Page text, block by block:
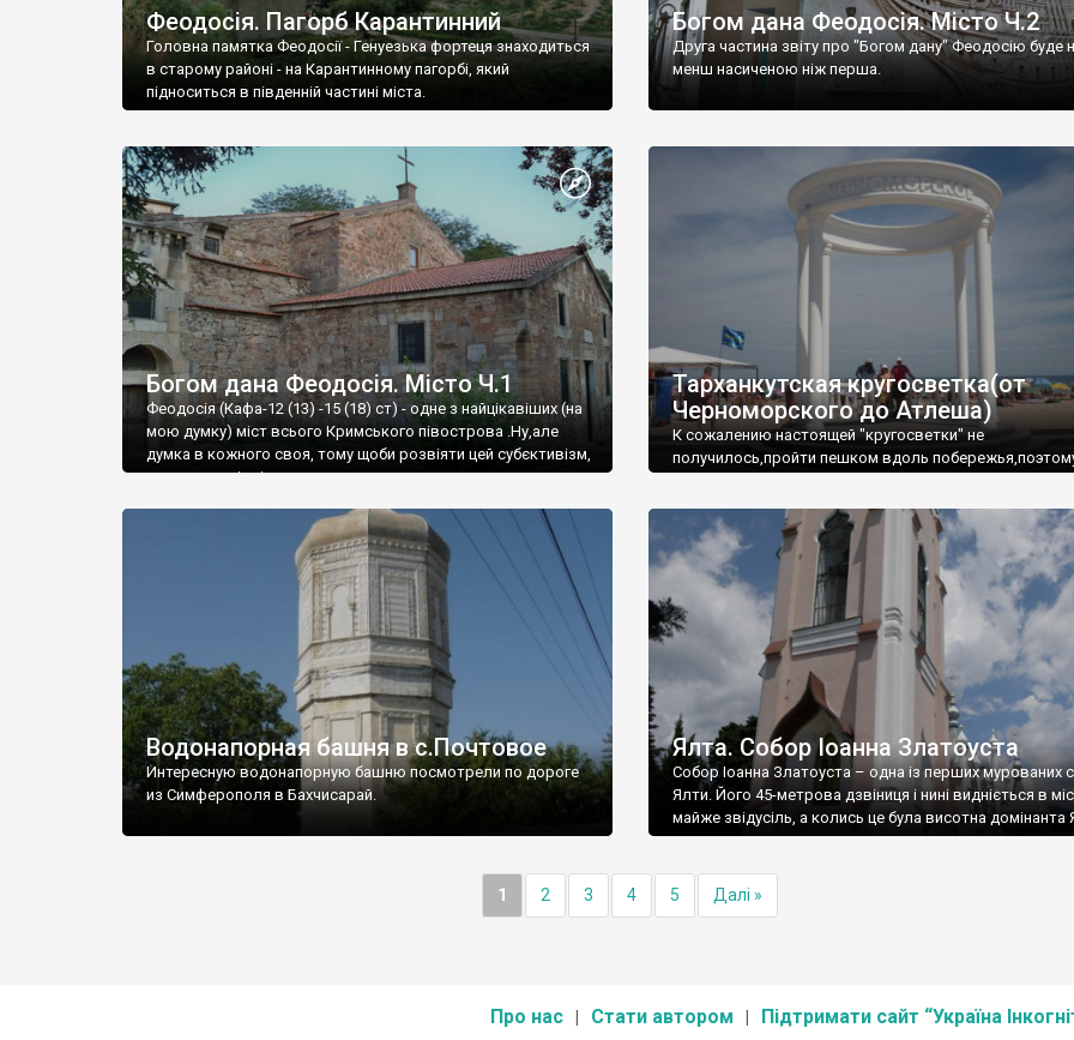
Феодосія. Пагорб Карантинний
Головна памятка Феодосії - Генуезька фортеця знаходиться
в старому районі - на Карантинному пагорбі, який
підноситься в південній частині міста.
Богом дана Феодосія. Місто Ч.2
Друга частина звіту про "Богом дану" Феодосію буде
менш насиченою ніж перша.
Богом дана Феодосія. Місто Ч.1
Феодосія (Кафа-12 (13) -15 (18) ст) - одне з найцікавіших (на
мою думку) міст всього Кримського півострова .Ну,але
думка в кожного своя, тому щоби розвіяти цей субєктивізм,
запрошую відвідати це
Тарханкутская кругосветка(от
Черноморского до Атлеша)
К сожалению настоящей "кругосветки" не
получилось,пройти пешком вдоль
Водонапорная башня в с.Почтовое
Интересную водонапорную башню посмотрели по дороге
из Симферополя в Бахчисарай.
Ялта. Собор Іоанна Златоуста
Собор Іоанна Златоуста – одна із перших мурованих
Ялти. Його 45-метрова дзвіниця і нині видніється в
майже звідусіль, а колись це була висотна домінанта
1 2 3 4 5 Далі »
Про нас Стати автором Підтримати сайт “Україна